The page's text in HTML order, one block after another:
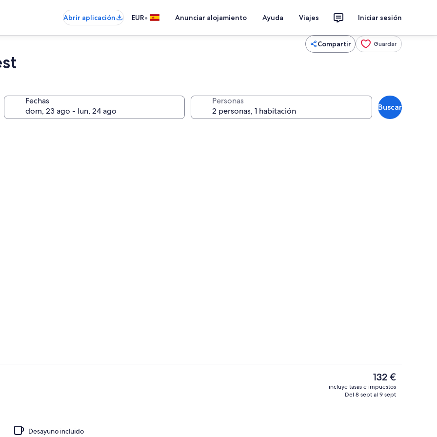
Abrir aplicación EUR• Anunciar alojamiento Ayuda Viajes Iniciar sesión
Compartir Guardar
Fechas Personas
Buscar
Bar (en el alojamiento)
Desayuno incluido
El
precio
actual
132 €
incluye tasas e impuestos
Del 8 sept al 9 sept